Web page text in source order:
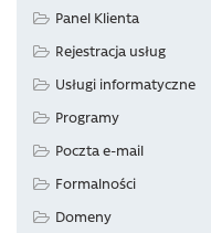
Panel Klienta
Rejestracja usług
Usługi informatyczne
Programy
Poczta e-mail
Formalności
Domeny